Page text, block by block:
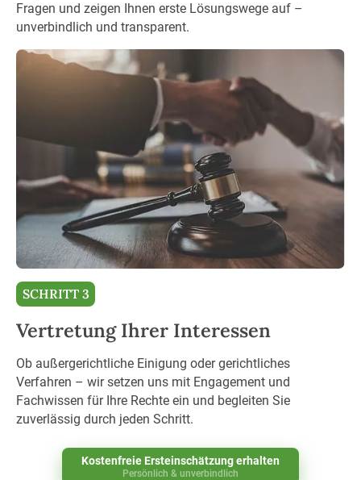
Fragen und zeigen Ihnen erste Lösungswege auf –
unverbindlich und transparent.
SCHRITT 3
Vertretung Ihrer Interessen
Ob außergerichtliche Einigung oder gerichtliches
Verfahren – wir setzen uns mit Engagement und
Fachwissen für Ihre Rechte ein und begleiten Sie
zuverlässig durch jeden Schritt.
Kostenfreie Ersteinschätzung erhalten
Persönlich & unverbindlich